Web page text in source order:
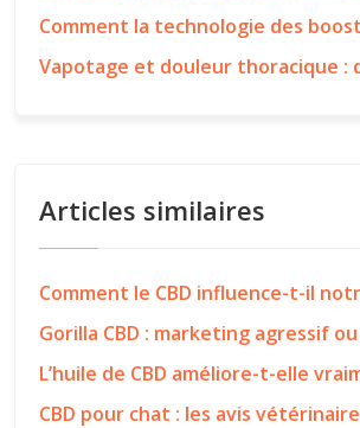
Comment la technologie des
Vapotage et douleur thoracique :
Articles similaires
Comment le CBD influence-t-il
Gorilla CBD : marketing agressif
L’huile de CBD améliore-t-elle
CBD pour chat : les avis